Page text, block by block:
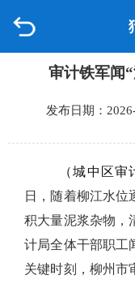
品质城中
新闻中心
政府信息公开
互动回应
审计铁军闻
发布日期：
（城中区
日，随着柳江水位
积大量泥浆杂物，
计局全体干部职工
关键时刻，柳州市